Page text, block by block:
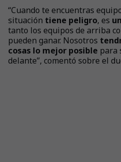
“Cuando te encuentras
situación tiene peligro, es
tanto los equipos de arriba
pueden ganar. Nosotros
cosas lo mejor posible para
delante”, comentó sobre el